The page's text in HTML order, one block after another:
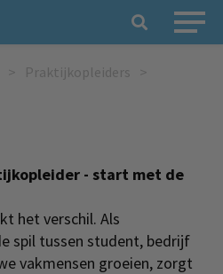
Praktijkopleiders
- start met de
het verschil. Als
spil tussen student, bedrijf
vakmensen groeien, zorgt